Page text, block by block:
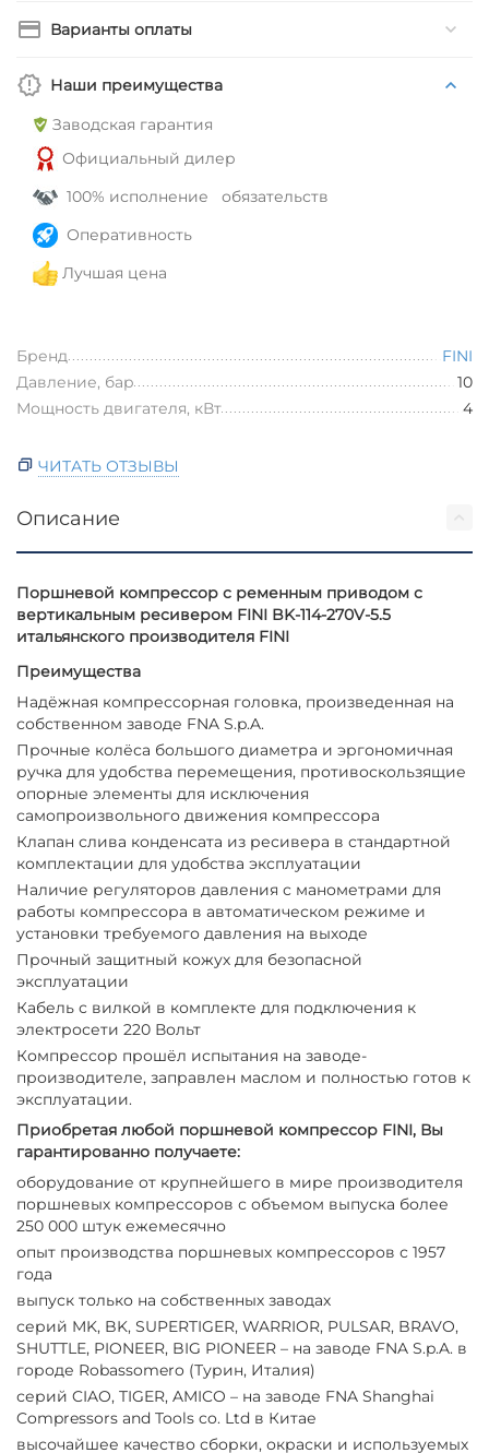
Варианты оплаты
Наши преимущества
Заводская гарантия
Официальный дилер
100% исполнение обязательств
Оперативность
Лучшая цена
Бренд
FINI
Давление, бар
10
Мощность двигателя, кВт
4
ЧИТАТЬ ОТЗЫВЫ
Описание
Поршневой компрессор с ременным приводом с
вертикальным ресивером FINI BK-114-270V-5.5
итальянского производителя FINI
Преимущества
Надёжная компрессорная головка, произведенная на
собственном заводе FNA S.p.A.
Прочные колёса большого диаметра и эргономичная
ручка для удобства перемещения, противоскользящие
опорные элементы для исключения
самопроизвольного движения компрессора
Клапан слива конденсата из ресивера в стандартной
комплектации для удобства эксплуатации
Наличие регуляторов давления с манометрами для
работы компрессора в автоматическом режиме и
установки требуемого давления на выходе
Прочный защитный кожух для безопасной
эксплуатации
Кабель с вилкой в комплекте для подключения к
электросети 220 Вольт
Компрессор прошёл испытания на заводе-
производителе, заправлен маслом и полностью готов к
эксплуатации.
Приобретая любой поршневой компрессор FINI, Вы
гарантированно получаете:
оборудование от крупнейшего в мире производителя
поршневых компрессоров с объемом выпуска более
250 000 штук ежемесячно
опыт производства поршневых компрессоров с 1957
года
выпуск только на собственных заводах
серий MK, BK, SUPERTIGER, WARRIOR, PULSAR, BRAVO,
SHUTTLE, PIONEER, BIG PIONEER – на заводе FNA S.p.A. в
городе Robassomero (Турин, Италия)
серий CIAO, TIGER, AMICO – на заводе FNA Shanghai
Compressors and Tools co. Ltd в Китае
высочайшее качество сборки, окраски и используемых